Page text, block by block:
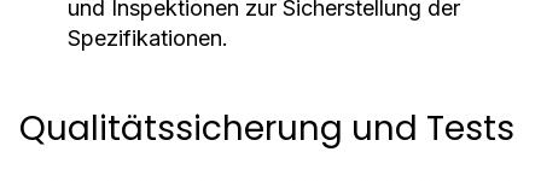
und Inspektionen zur Sicherstellung der
Spezifikationen.
Qualitätssicherung und Tests